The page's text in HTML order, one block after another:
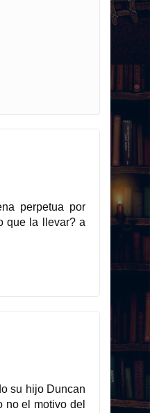
perpetua por
que la llevar? a
su hijo Duncan
no el motivo del